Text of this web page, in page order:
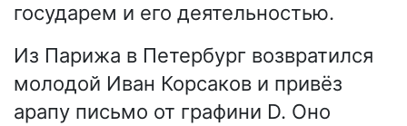
государем и его деятельностью.
Из Парижа в Петербург возвратился
молодой Иван Корсаков и привёз
арапу письмо от графини D. Оно